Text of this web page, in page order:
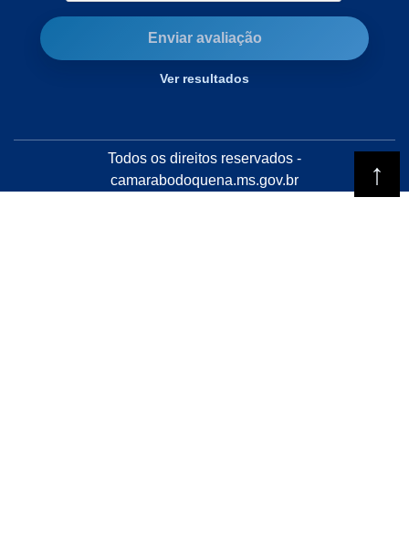
Enviar avaliação
Ver resultados
Todos os direitos reservados -
camarabodoquena.ms.gov.br